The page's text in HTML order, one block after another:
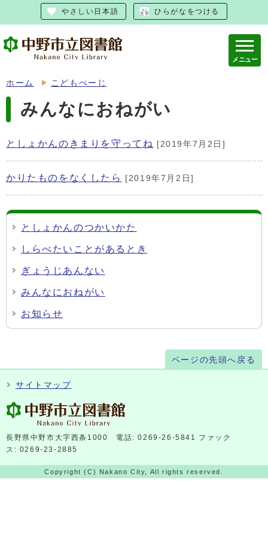
やさしい日本語 ひらがなをつける
メニュー
ホーム こどもぺーじ
みんなにおねがい
としょかんのきまりを守ってね [2019年7月2日]
かりたものをなくしたら [2019年7月2日]
としょかんのつかいかた
しらべたいことがあるとき
ぎょうじあんない
みんなにおねがい
お知らせ
ページの先頭へ戻る
サイトマップ
長野県中野市大字西条1000 電話: 0269-26-5841 ファック
ス: 0269-23-2885
Copyright (C) Nakano City, All rights reserved.